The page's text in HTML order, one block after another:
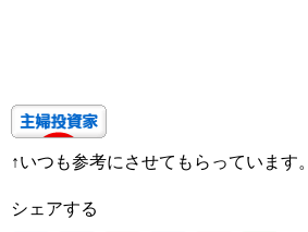
↑いつも参考にさせてもらっています。
シェアする